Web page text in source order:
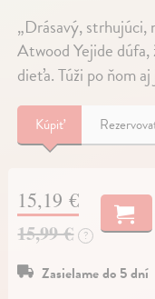
„Drásavý, strhujúci,
Atwood Yejide dúfa,
dieťa. Túži po ňom
Kúpiť
15,19 €
15,99 € ?
Zasielame do 5 dní